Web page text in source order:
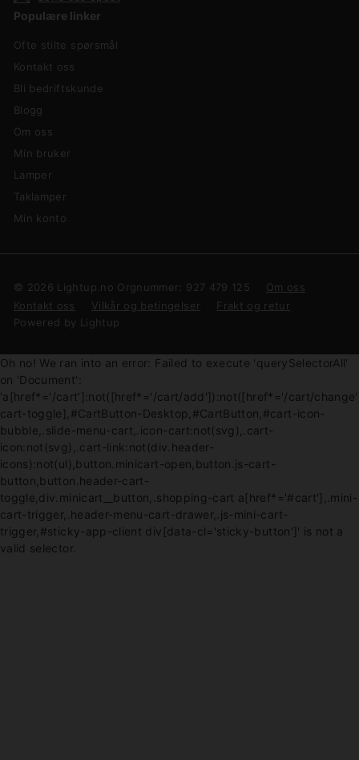
Populære linker
Ofte stilte spørsmål
Kontakt oss
Bli bedriftskunde
Blogg
Om oss
Min bruker
Lamper
Taklamper
Min konto
© 2026 Lightup.no Orgnummer: 927 479 125
Om oss
Kontakt oss
Vilkår og betingelser
Frakt og retur
Powered by Lightup
Oh no! We ran into an error: Failed to execute 'querySelectorAll'
on 'Document':
'a[href*='/cart']:not([href*='/cart/add']):not([href*='/cart/
cart-toggle],#CartButton-Desktop,#CartButton,#cart-icon-
bubble,.slide-menu-cart,.icon-cart:not(svg),.cart-
icon:not(svg),.cart-link:not(div.header-
icons):not(ul),button.minicart-open,button.js-cart-
button,button.header-cart-
toggle,div.minicart__button,.shopping-cart a[href*='#cart'],.mini-
cart-trigger,.header-menu-cart-drawer,.js-mini-cart-
trigger,#sticky-app-client div[data-cl='sticky-button']' is not a
valid selector.